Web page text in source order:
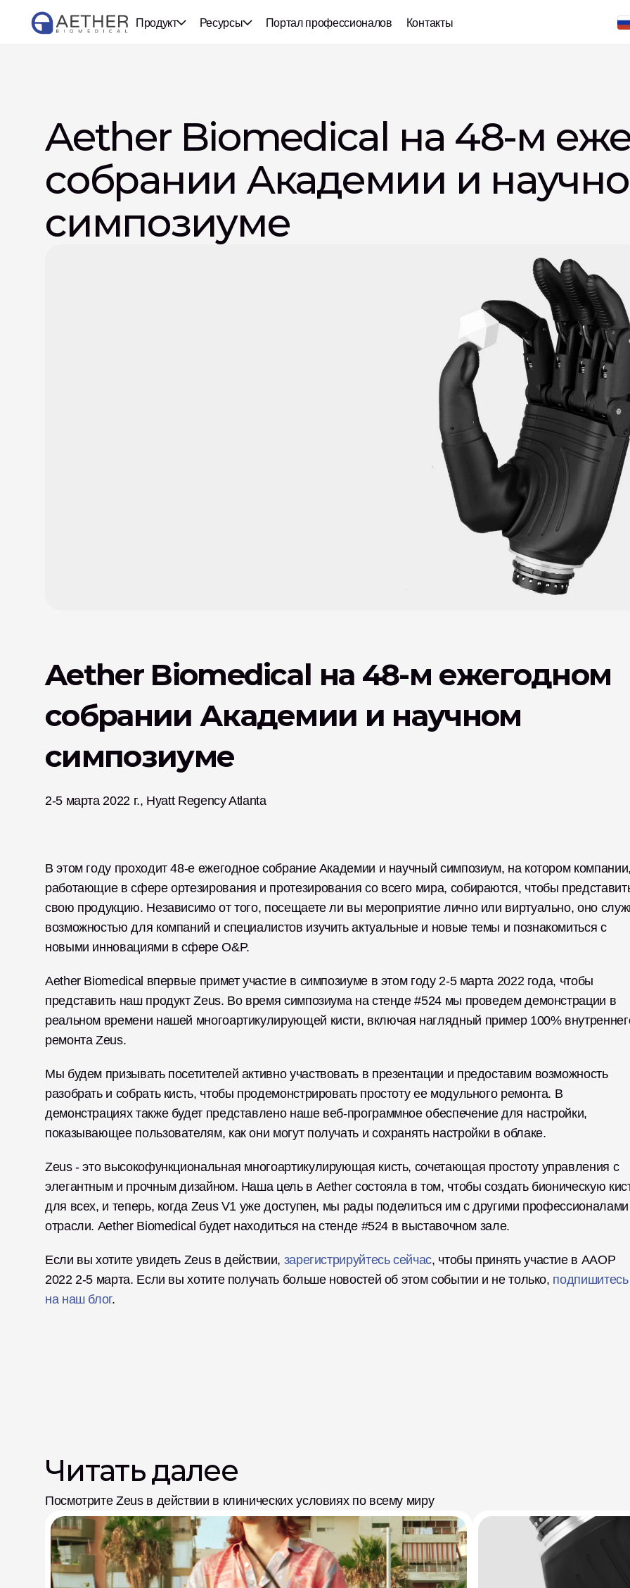
Продукт Ресурсы Портал профессионалов Контакты
Aether Biomedical на 48-м
собрании Академии и
симпозиуме
Aether Biomedical на 48-м ежегодном
собрании Академии и научном
симпозиуме
2-5 марта 2022 г., Hyatt Regency Atlanta
В этом году проходит 48-е ежегодное собрание Академии и научный симпозиум, на котором
работающие в сфере ортезирования и протезирования со всего мира, собираются, чтобы
свою продукцию. Независимо от того, посещаете ли вы мероприятие лично или виртуально, оно
возможностью для компаний и специалистов изучить актуальные и новые темы и познакомиться с
новыми инновациями в сфере O&P.
Aether Biomedical впервые примет участие в симпозиуме в этом году 2-5 марта 2022 года, чтобы
представить наш продукт Zeus. Во время симпозиума на стенде #524 мы проведем демонстрации в
реальном времени нашей многоартикулирующей кисти, включая наглядный пример 100%
ремонта Zeus.
Мы будем призывать посетителей активно участвовать в презентации и предоставим возможность
разобрать и собрать кисть, чтобы продемонстрировать простоту ее модульного ремонта. В
демонстрациях также будет представлено наше веб-программное обеспечение для настройки,
показывающее пользователям, как они могут получать и сохранять настройки в облаке.
Zeus - это высокофункциональная многоартикулирующая кисть, сочетающая простоту управления с
элегантным и прочным дизайном. Наша цель в Aether состояла в том, чтобы создать бионическую
для всех, и теперь, когда Zeus V1 уже доступен, мы рады поделиться им с другими профессионалами
отрасли. Aether Biomedical будет находиться на стенде #524 в выставочном зале.
Если вы хотите увидеть Zeus в действии, зарегистрируйтесь сейчас, чтобы принять участие в AAOP
2022 2-5 марта. Если вы хотите получать больше новостей об этом событии и не только, подпишитесь
на наш блог.
Читать далее
Посмотрите Zeus в действии в клинических условиях по всему миру